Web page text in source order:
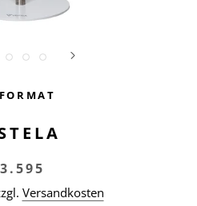
Versandkosten